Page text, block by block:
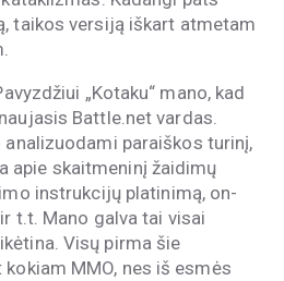
taikos versiją iškart atmetam
„Kotaku“ mano, kad
Battle.net vardas.
paraiškos turinį,
apie skaitmeninį žaidimų
instrukcijų platinimą, on-
t.t. Mano galva tai visai
Visų pirma šie
MMO, nes iš esmės